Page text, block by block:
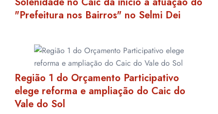
"Prefeitura nos Bairros" no Selmi Dei
Região 1 do Orçamento Participativo
elege reforma e ampliação do Caic do
Vale do Sol